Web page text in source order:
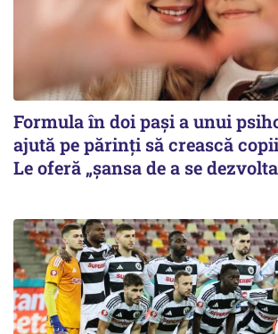
Formula în doi pași a unui
ajută pe părinți să crească
Le oferă „șansa de a se